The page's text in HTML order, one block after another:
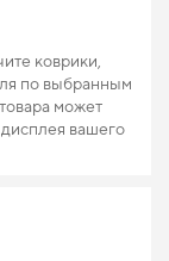
коврики,
по выбранным
может
вашего